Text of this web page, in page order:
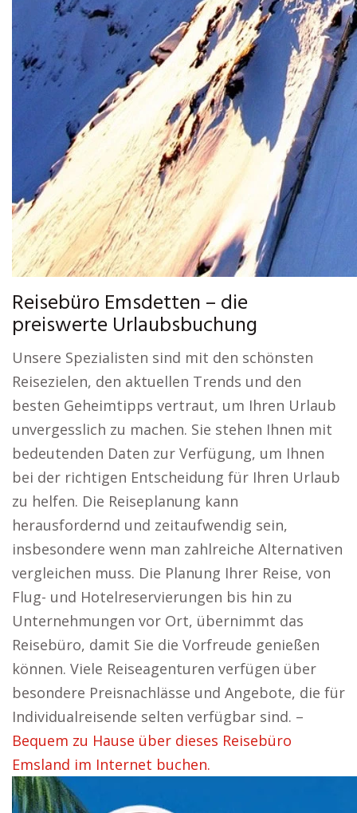
Reisebüro Emsdetten – die
preiswerte Urlaubsbuchung
Unsere Spezialisten sind mit den schönsten
Reisezielen, den aktuellen Trends und den
besten Geheimtipps vertraut, um Ihren Urlaub
unvergesslich zu machen. Sie stehen Ihnen mit
bedeutenden Daten zur Verfügung, um Ihnen
bei der richtigen Entscheidung für Ihren Urlaub
zu helfen. Die Reiseplanung kann
herausfordernd und zeitaufwendig sein,
insbesondere wenn man zahlreiche Alternativen
vergleichen muss. Die Planung Ihrer Reise, von
Flug- und Hotelreservierungen bis hin zu
Unternehmungen vor Ort, übernimmt das
Reisebüro, damit Sie die Vorfreude genießen
können. Viele Reiseagenturen verfügen über
besondere Preisnachlässe und Angebote, die für
Individualreisende selten verfügbar sind. –
Bequem zu Hause über dieses Reisebüro
Emsland im Internet buchen.